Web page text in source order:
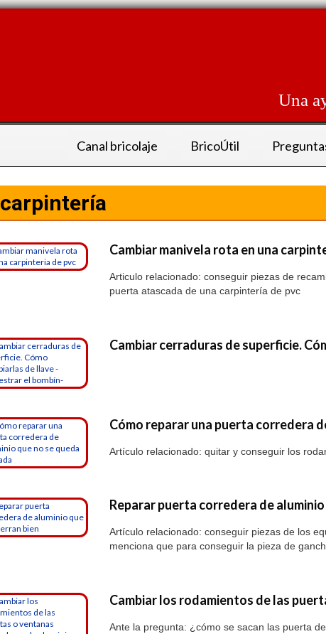
Una
Canal bricolaje BricoÚtil
carpintería
Cambiar manivela rota en una
Articulo relacionado: conseguir piezas de
puerta atascada de una
Cambiar cerraduras de superficie.
Cómo reparar una puerta corredera
Artículo relacionado: quitar y conseguir los
Reparar puerta corredera de
Artículo relacionado: conseguir piezas de los
menciona que para conseguir la pieza de
Cambiar los rodamientos de las
Ante la pregunta: ¿cómo se sacan las puerta